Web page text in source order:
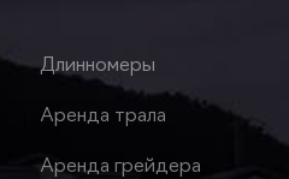
Длинномеры
Аренда трала
Аренда грейдера